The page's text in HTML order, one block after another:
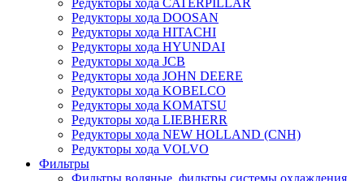
Редукторы хода CATERPILLAR
Редукторы хода DOOSAN
Редукторы хода HITACHI
Редукторы хода HYUNDAI
Редукторы хода JCB
Редукторы хода JOHN DEERE
Редукторы хода KOBELCO
Редукторы хода KOMATSU
Редукторы хода LIEBHERR
Редукторы хода NEW HOLLAND (CNH)
Редукторы хода VOLVO
Фильтры
Фильтры водяные, фильтры системы охлаждения